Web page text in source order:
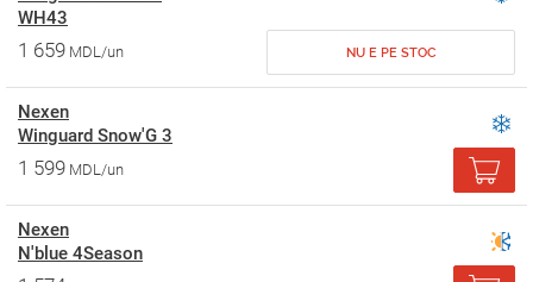
WH43
1 659 MDL/un NU E PE STOC
Nexen
Winguard Snow'G 3
1 599 MDL/un
Nexen
N'blue 4Season